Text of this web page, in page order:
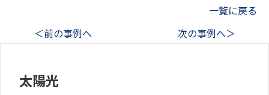
一覧に戻る
＜前の事例へ
次の事例へ＞
太陽光